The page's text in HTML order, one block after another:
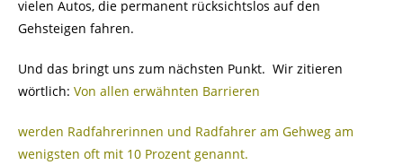
vielen Autos, die permanent rücksichtslos auf den
Gehsteigen fahren.
Und das bringt uns zum nächsten Punkt. Wir zitieren
wörtlich: Von allen erwähnten Barrieren
werden Radfahrerinnen und Radfahrer am Gehweg am
wenigsten oft mit 10 Prozent genannt.